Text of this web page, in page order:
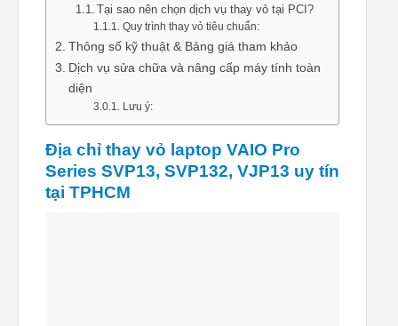
Tại sao nên chọn dịch vụ thay vỏ tại PCI?
Quy trình thay vỏ tiêu chuẩn:
Thông số kỹ thuật & Bảng giá tham khảo
Dịch vụ sửa chữa và nâng cấp máy tính toàn
diện
Lưu ý:
Địa chỉ thay vỏ laptop VAIO Pro
Series SVP13, SVP132, VJP13 uy tín
tại TPHCM